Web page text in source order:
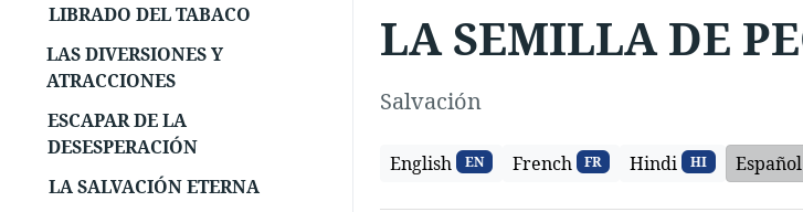
LIBRADO DEL TABACO
LAS DIVERSIONES Y
ATRACCIONES
ESCAPAR DE LA
DESESPERACIÓN
LA SALVACIÓN ETERNA
LA SEMILLA DE
Salvación
English EN French FR Hindi HI Español